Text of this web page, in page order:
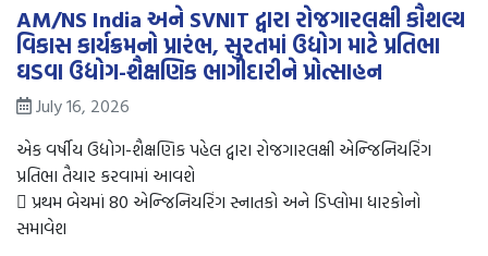
AM/NS India અને SVNIT દ્વારા રોજગારલક્ષી કૌશલ્ય
વિકાસ કાર્યક્રમનો પ્રારંભ, સુરતમાં ઉદ્યોગ માટે પ્રતિભા
ઘડવા ઉદ્યોગ-શૈક્ષણિક ભાગીદારીને પ્રોત્સાહન
July 16, 2026
એક વર્ષીય ઉદ્યોગ-શૈક્ષણિક પહેલ દ્વારા રોજગારલક્ષી એન્જિનિયરિંગ
પ્રતિભા તૈયાર કરવામાં આવશે
 પ્રથમ બેચમાં 80 એન્જિનિયરિંગ સ્નાતકો અને ડિપ્લોમા ધારકોનો
સમાવેશ